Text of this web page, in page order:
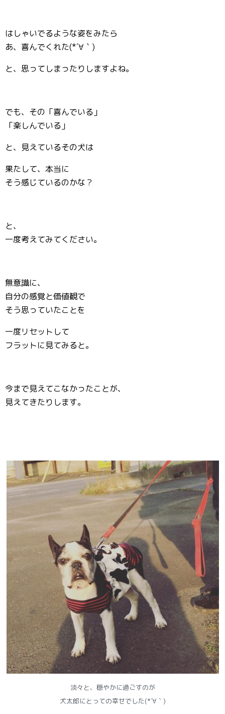
はしゃいでるような姿をみたら
あ、喜んでくれた(*´∀｀)
と、思ってしまったりしますよね。
でも、その「喜んでいる」
「楽しんでいる」
と、見えているその犬は
果たして、本当に
そう感じているのかな？
と、
一度考えてみてください。
無意識に、
自分の感覚と価値観で
そう思っていたことを
一度リセットして
フラットに見てみると。
今まで見えてこなかったことが、
見えてきたりします。
淡々と、穏やかに過ごすのが
犬太郎にとっての幸せでした(*´∀｀)